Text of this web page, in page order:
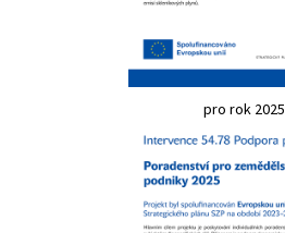
pro rok 2025